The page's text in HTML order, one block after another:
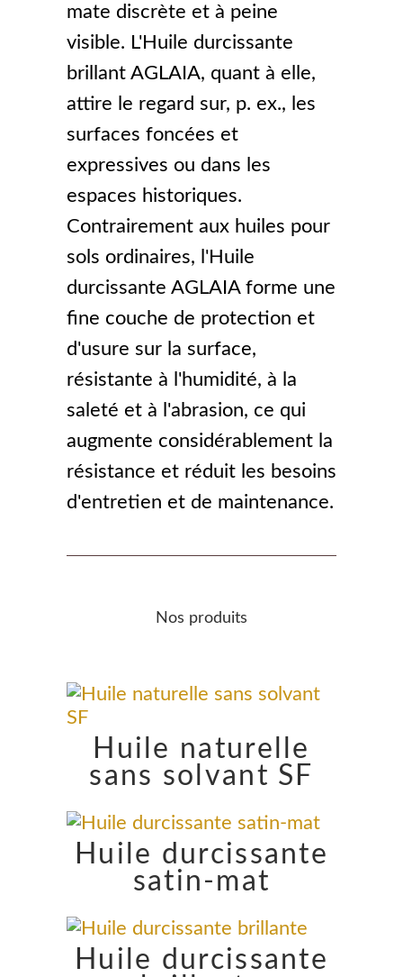
mate discrète et à peine
visible. L'Huile durcissante
brillant AGLAIA, quant à elle,
attire le regard sur, p. ex., les
surfaces foncées et
expressives ou dans les
espaces historiques.
Contrairement aux huiles pour
sols ordinaires, l'Huile
durcissante AGLAIA forme une
fine couche de protection et
d'usure sur la surface,
résistante à l'humidité, à la
saleté et à l'abrasion, ce qui
augmente considérablement la
résistance et réduit les besoins
d'entretien et de maintenance.
Nos produits
Huile naturelle
sans solvant SF
Huile durcissante
satin-mat
Huile durcissante